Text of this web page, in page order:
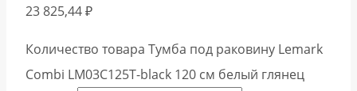
23 825,44₽
Количество товара Тумба под раковину Lemark
Combi LM03C125T-black 120 см белый глянец